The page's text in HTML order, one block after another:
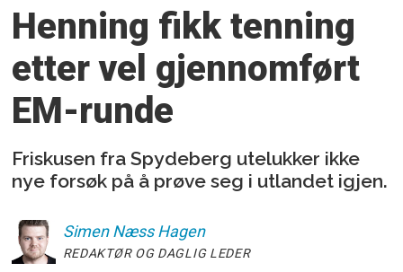
Henning fikk tenning
etter vel gjennomført
EM-runde
Friskusen fra Spydeberg utelukker ikke
nye forsøk på å prøve seg i utlandet igjen.
Simen Næss Hagen
REDAKTØR OG DAGLIG LEDER